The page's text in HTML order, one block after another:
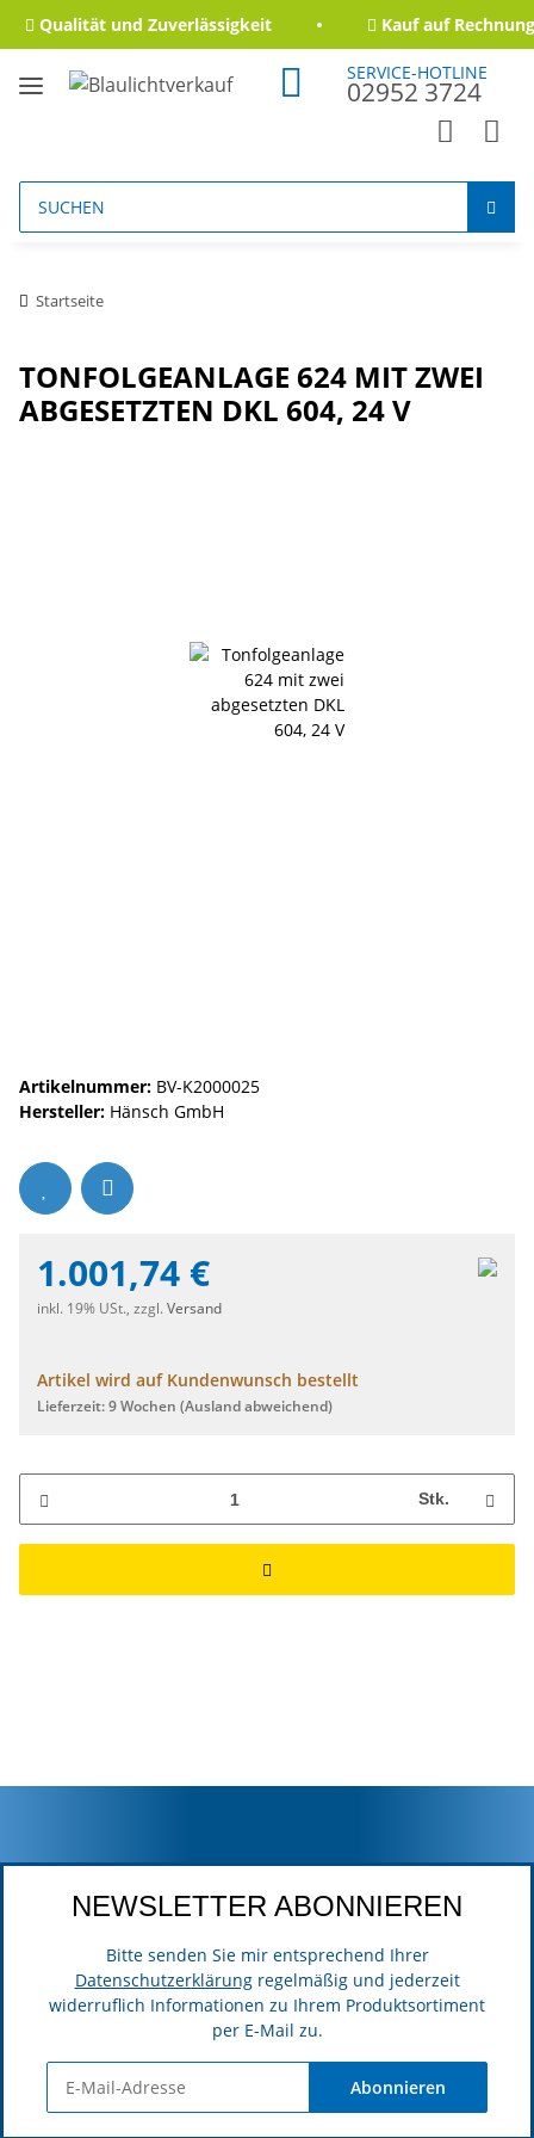
Qualität und Zuverlässigkeit Kauf auf
SERVICE-HOTLINE
02952 3724
Startseite
TONFOLGEANLAGE 624 MIT ZWEI
ABGESETZTEN DKL 604, 24 V
Artikelnummer: BV-K2000025
Hersteller: Hänsch GmbH
1.001,74 €
inkl. 19% USt., zzgl. Versand
Artikel wird auf Kundenwunsch bestellt
Lieferzeit:9 Wochen (Ausland abweichend)
Stk.
NEWSLETTER ABONNIEREN
Bitte senden Sie mir entsprechend Ihrer
Datenschutzerklärungregelmäßig und jederzeit
widerruflich Informationen zu Ihrem Produktsortiment
per E-Mail zu.
Abonnieren